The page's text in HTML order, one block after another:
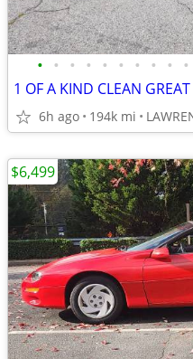
• • • • • • • • • •
6h ago 194k mi
$6,499